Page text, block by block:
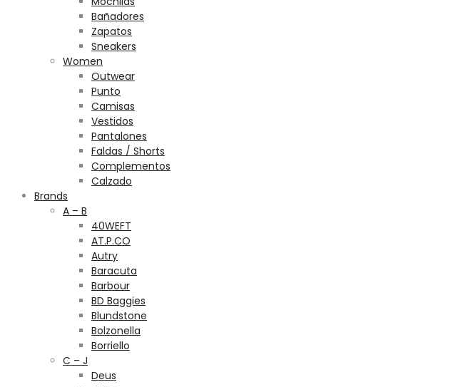
Bañadores
Zapatos
Sneakers
Women
Outwear
Punto
Camisas
Vestidos
Pantalones
Faldas / Shorts
Complementos
Calzado
Brands
A – B
40WEFT
AT.P.CO
Autry
Baracuta
Barbour
BD Baggies
Blundstone
Bolzonella
Borriello
C – J
Deus